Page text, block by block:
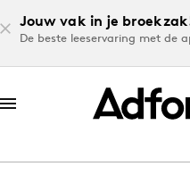
Jouw vak in je
De beste leeservaring met de